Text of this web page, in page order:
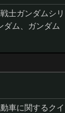
士ガンダムシリ
ダム、ガンダム
車に関するクイ